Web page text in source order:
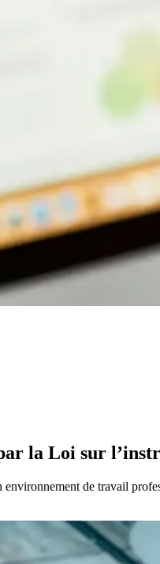
la Loi sur
de travail